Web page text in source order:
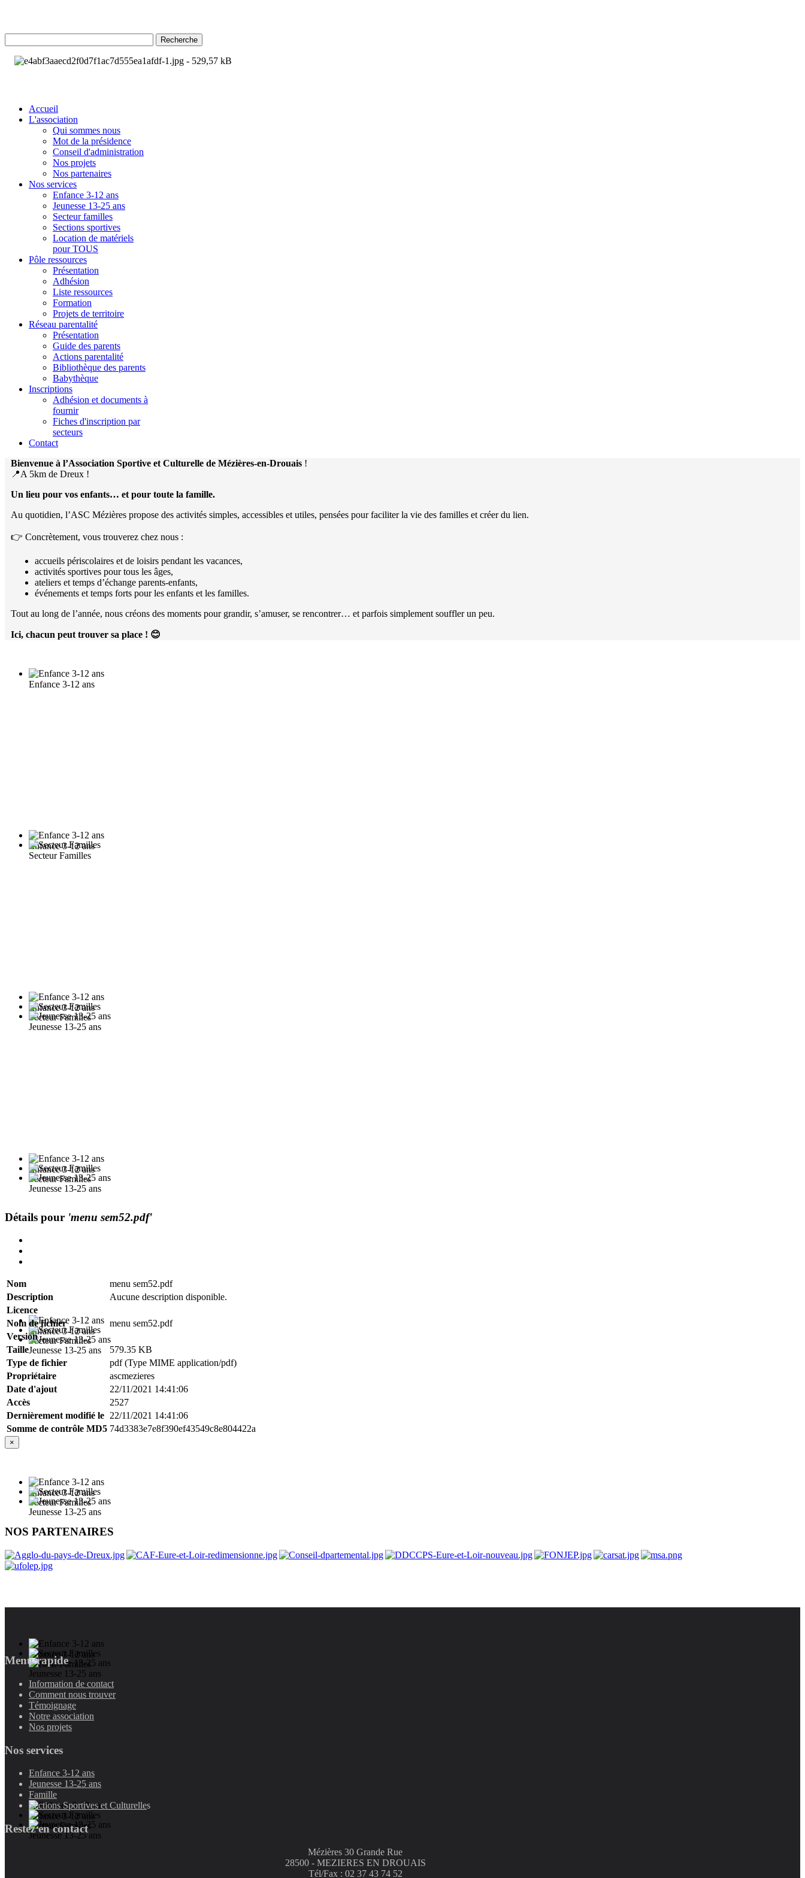
Recherche
Accueil
L'association
Qui sommes nous
Mot de la présidence
Conseil d'administration
Nos projets
Nos partenaires
Nos services
Enfance 3-12 ans
Jeunesse 13-25 ans
Secteur familles
Sections sportives
Location de matériels
pour TOUS
Pôle ressources
Présentation
Adhésion
Liste ressources
Formation
Projets de territoire
Réseau parentalité
Présentation
Guide des parents
Actions parentalité
Bibliothèque des parents
Babythèque
Inscriptions
Adhésion et documents à
fournir
Fiches d'inscription par
secteurs
Contact
Bienvenue à l’Association Sportive et Culturelle de Mézières-en-Drouais !
📍A 5km de Dreux !
Un lieu pour vos enfants… et pour toute la famille.
Au quotidien, l’ASC Mézières propose des activités simples, accessibles et utiles, pensées pour faciliter la vie des familles et créer du lien.
👉 Concrètement, vous trouverez chez nous :
accueils périscolaires et de loisirs pendant les vacances,
activités sportives pour tous les âges,
ateliers et temps d’échange parents-enfants,
événements et temps forts pour les enfants et les familles.
Tout au long de l’année, nous créons des moments pour grandir, s’amuser, se rencontrer… et parfois simplement souffler un peu.
Ici, chacun peut trouver sa place ! 😊
Enfance 3-12 ans
Enfance 3-12 ans
Enfance 3-12 ans
Enfance 3-12 ans
Enfance 3-12 ans
Enfance 3-12 ans
Enfance 3-12 ans
Enfance 3-12 ans
Secteur Familles
Secteur Familles
Secteur Familles
Secteur Familles
Secteur Familles
Secteur Familles
Secteur Familles
Jeunesse 13-25 ans
Jeunesse 13-25 ans
Jeunesse 13-25 ans
Jeunesse 13-25 ans
Jeunesse 13-25 ans
Jeunesse 13-25 ans
Détails pour 'menu sem52.pdf'
Nom
menu sem52.pdf
Description
Aucune description disponible.
Licence
Nom de fichier
menu sem52.pdf
Version
Taille
579.35 KB
Type de fichier
pdf (Type MIME application/pdf)
Propriétaire
ascmezieres
Date d'ajout
22/11/2021 14:41:06
Accès
2527
Dernièrement modifié le 22/11/2021 14:41:06
Somme de contrôle MD5 74d3383e7e8f390ef43549c8e804422a
×
NOS PARTENAIRES
Menu rapide
Information de contact
Comment nous trouver
Témoignage
Notre association
Nos projets
Nos services
Enfance 3-12 ans
Jeunesse 13-25 ans
Famille
Sections Sportives et Culturelles
Restez en contact
Mézières 30 Grande Rue
28500 - MEZIERES EN DROUAIS
Tél/Fax : 02 37 43 74 52